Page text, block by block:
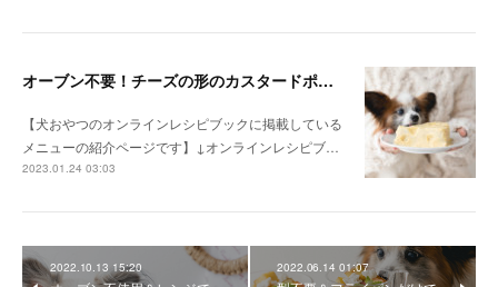
オーブン不要！チーズの形のカスタードポテトケーキ（手作り犬おやつレシピ）
【犬おやつのオンラインレシピブックに掲載している
メニューの紹介ページです】↓オンラインレシピブ…
2023.01.24 03:03
2022.10.13 15:20 2022.06.14 01:07